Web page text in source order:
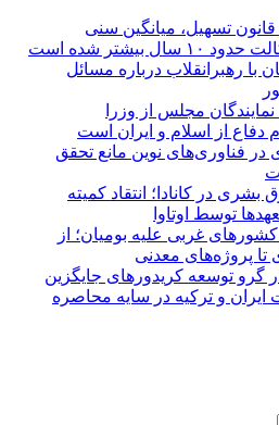
تسهیل، میانگین سنی
بیشتر شده است
با رهبرانقلاب درباره مسائل
از اسلام و ایران است
در فناوری‌های نوین مانع تحقق
در کانادا؛ انتقاد کمیته
توسط اوتاوا
غربی علیه بومیان؛ از
پروژه‌های معدنی
گرو توسعه کریدورهای جایگزین
ایران و ترکیه در سایه محاصره